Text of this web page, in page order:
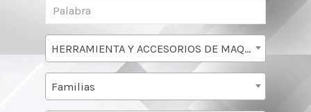
HERRAMIENTA Y ACCESORIOS DE MAQUINARIA
Familias